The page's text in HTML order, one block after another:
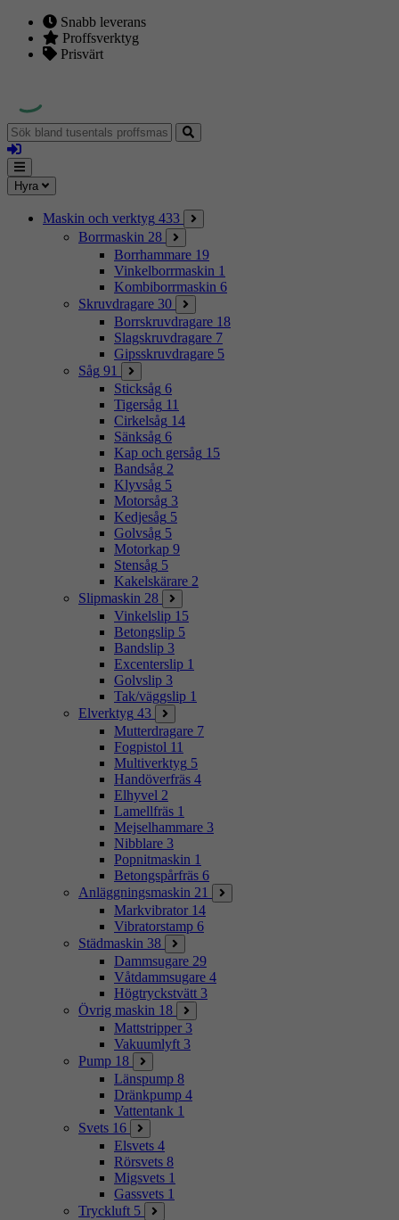
Snabb leverans
Proffsverktyg
Prisvärt
Sök
bland
tusentals
proffsmaskiner
Logga
in
Mina
sidor
Meny
Hyra
Maskin och verktyg 433
Borrmaskin 28
Borrhammare 19
Vinkelborrmaskin 1
Kombiborrmaskin 6
Skruvdragare 30
Borrskruvdragare 18
Slagskruvdragare 7
Gipsskruvdragare 5
Såg 91
Sticksåg 6
Tigersåg 11
Cirkelsåg 14
Sänksåg 6
Kap och gersåg 15
Bandsåg 2
Klyvsåg 5
Motorsåg 3
Kedjesåg 5
Golvsåg 5
Motorkap 9
Stensåg 5
Kakelskärare 2
Slipmaskin 28
Vinkelslip 15
Betongslip 5
Bandslip 3
Excenterslip 1
Golvslip 3
Tak/väggslip 1
Elverktyg 43
Mutterdragare 7
Fogpistol 11
Multiverktyg 5
Handöverfräs 4
Elhyvel 2
Lamellfräs 1
Mejselhammare 3
Nibblare 3
Popnitmaskin 1
Betongspårfräs 6
Anläggningsmaskin 21
Markvibrator 14
Vibratorstamp 6
Städmaskin 38
Dammsugare 29
Våtdammsugare 4
Högtryckstvätt 3
Övrig maskin 18
Mattstripper 3
Vakuumlyft 3
Pump 18
Länspump 8
Dränkpump 4
Vattentank 1
Svets 16
Elsvets 4
Rörsvets 8
Migsvets 1
Gassvets 1
Tryckluft 5